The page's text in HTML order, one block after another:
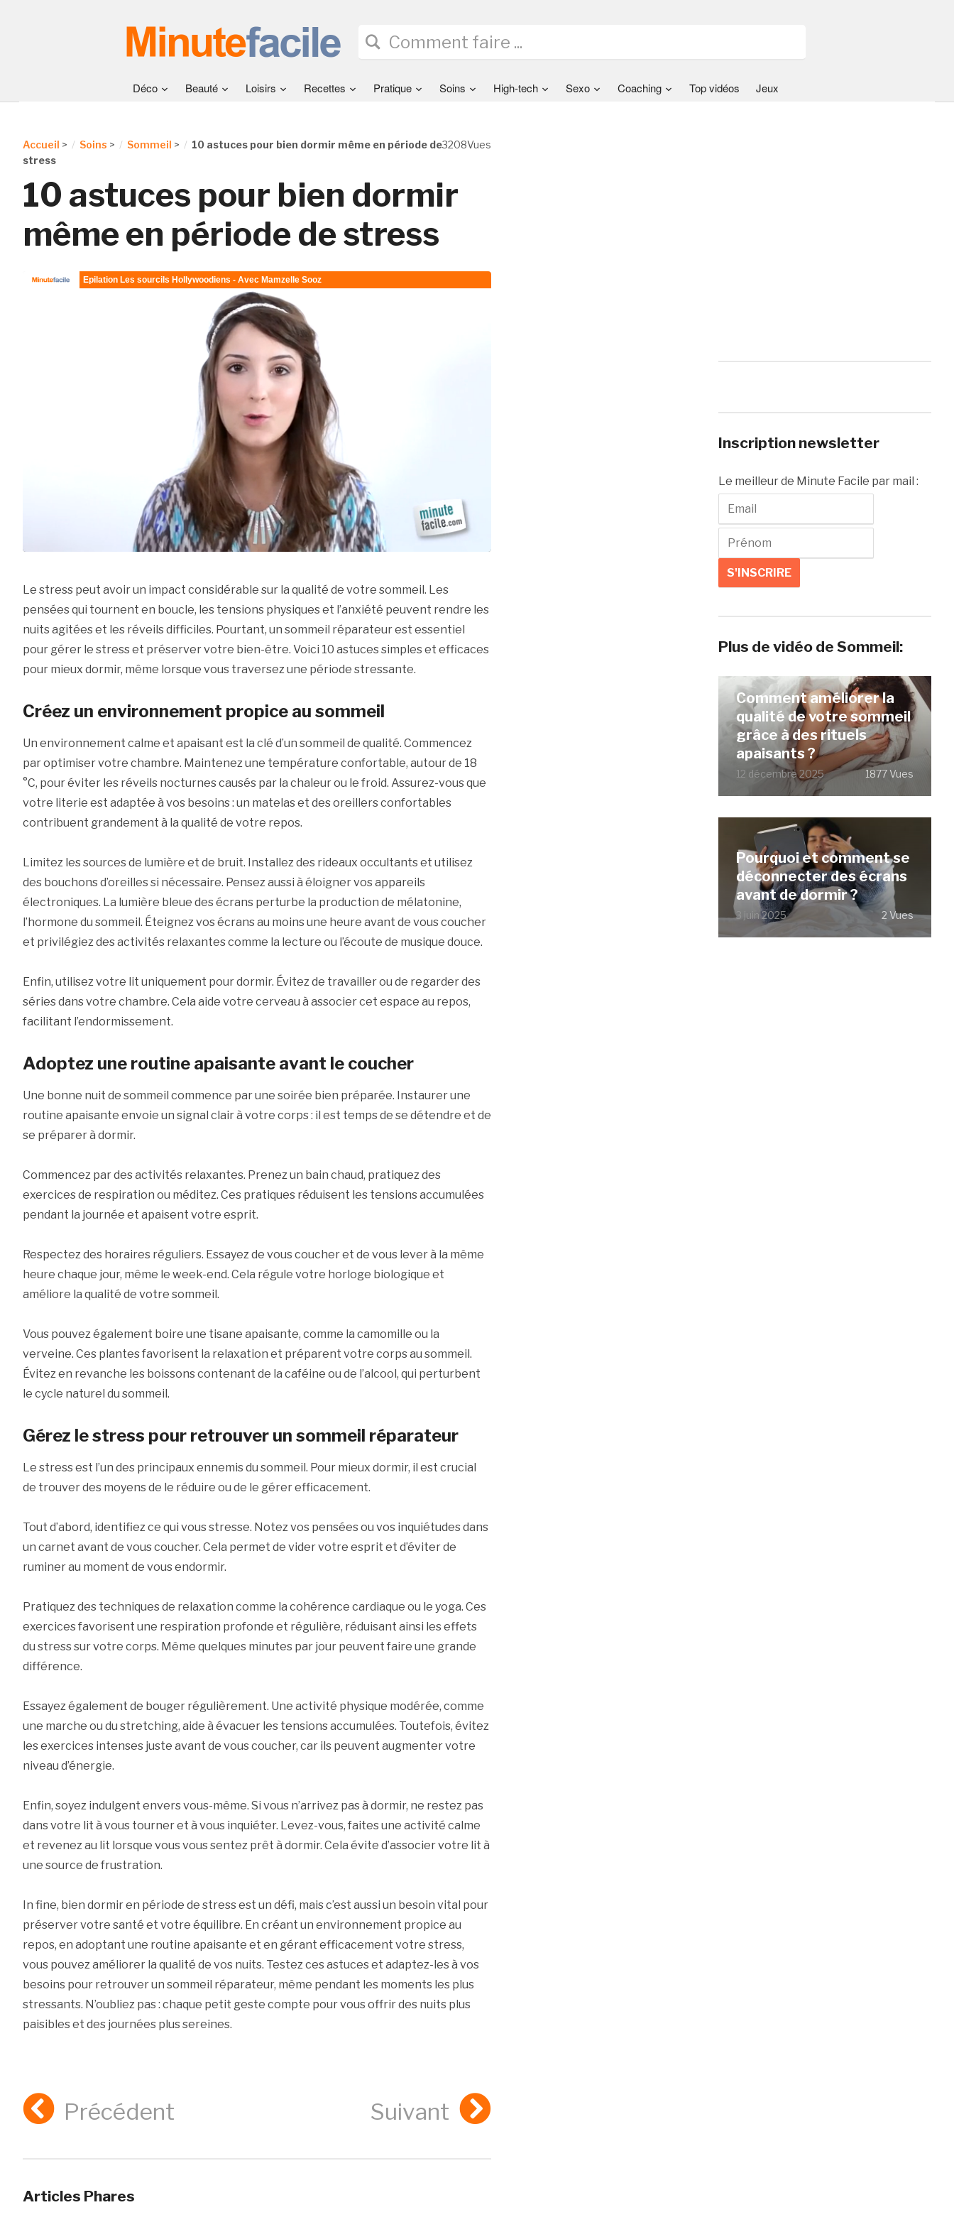
Déco Beauté Loisirs Recettes Pratique Soins High-tech Sexo Coaching Top vidéos Jeux
3208Vues
Accueil > Soins > Sommeil >
10 astuces pour bien dormir même en période de
stress
10 astuces pour bien dormir
même en période de stress
Le stress peut avoir un impact considérable sur la qualité de votre sommeil. Les
pensées qui tournent en boucle, les tensions physiques et l’anxiété peuvent rendre les
nuits agitées et les réveils difficiles. Pourtant, un sommeil réparateur est essentiel
pour gérer le stress et préserver votre bien-être. Voici 10 astuces simples et efficaces
pour mieux dormir, même lorsque vous traversez une période stressante.
Créez un environnement propice au sommeil
Un environnement calme et apaisant est la clé d’un sommeil de qualité. Commencez
par optimiser votre chambre. Maintenez une température confortable, autour de 18
°C, pour éviter les réveils nocturnes causés par la chaleur ou le froid. Assurez-vous que
votre literie est adaptée à vos besoins : un matelas et des oreillers confortables
contribuent grandement à la qualité de votre repos.
Limitez les sources de lumière et de bruit. Installez des rideaux occultants et utilisez
des bouchons d’oreilles si nécessaire. Pensez aussi à éloigner vos appareils
électroniques. La lumière bleue des écrans perturbe la production de mélatonine,
l’hormone du sommeil. Éteignez vos écrans au moins une heure avant de vous coucher
et privilégiez des activités relaxantes comme la lecture ou l’écoute de musique douce.
Enfin, utilisez votre lit uniquement pour dormir. Évitez de travailler ou de regarder des
séries dans votre chambre. Cela aide votre cerveau à associer cet espace au repos,
facilitant l’endormissement.
Adoptez une routine apaisante avant le coucher
Une bonne nuit de sommeil commence par une soirée bien préparée. Instaurer une
routine apaisante envoie un signal clair à votre corps : il est temps de se détendre et de
se préparer à dormir.
Commencez par des activités relaxantes. Prenez un bain chaud, pratiquez des
exercices de respiration ou méditez. Ces pratiques réduisent les tensions accumulées
pendant la journée et apaisent votre esprit.
Respectez des horaires réguliers. Essayez de vous coucher et de vous lever à la même
heure chaque jour, même le week-end. Cela régule votre horloge biologique et
améliore la qualité de votre sommeil.
Vous pouvez également boire une tisane apaisante, comme la camomille ou la
verveine. Ces plantes favorisent la relaxation et préparent votre corps au sommeil.
Évitez en revanche les boissons contenant de la caféine ou de l’alcool, qui perturbent
le cycle naturel du sommeil.
Gérez le stress pour retrouver un sommeil réparateur
Le stress est l’un des principaux ennemis du sommeil. Pour mieux dormir, il est crucial
de trouver des moyens de le réduire ou de le gérer efficacement.
Tout d’abord, identifiez ce qui vous stresse. Notez vos pensées ou vos inquiétudes dans
un carnet avant de vous coucher. Cela permet de vider votre esprit et d’éviter de
ruminer au moment de vous endormir.
Pratiquez des techniques de relaxation comme la cohérence cardiaque ou le yoga. Ces
exercices favorisent une respiration profonde et régulière, réduisant ainsi les effets
du stress sur votre corps. Même quelques minutes par jour peuvent faire une grande
différence.
Essayez également de bouger régulièrement. Une activité physique modérée, comme
une marche ou du stretching, aide à évacuer les tensions accumulées. Toutefois, évitez
les exercices intenses juste avant de vous coucher, car ils peuvent augmenter votre
niveau d’énergie.
Enfin, soyez indulgent envers vous-même. Si vous n’arrivez pas à dormir, ne restez pas
dans votre lit à vous tourner et à vous inquiéter. Levez-vous, faites une activité calme
et revenez au lit lorsque vous vous sentez prêt à dormir. Cela évite d’associer votre lit à
une source de frustration.
In fine, bien dormir en période de stress est un défi, mais c’est aussi un besoin vital pour
préserver votre santé et votre équilibre. En créant un environnement propice au
repos, en adoptant une routine apaisante et en gérant efficacement votre stress,
vous pouvez améliorer la qualité de vos nuits. Testez ces astuces et adaptez-les à vos
besoins pour retrouver un sommeil réparateur, même pendant les moments les plus
stressants. N’oubliez pas : chaque petit geste compte pour vous offrir des nuits plus
paisibles et des journées plus sereines.
Précédent Suivant
Articles Phares
Inscription newsletter
Le meilleur de Minute Facile par mail :
Plus de vidéo de Sommeil:
Comment améliorer la
qualité de votre sommeil
grâce à des rituels
apaisants ?
12 décembre 2025 1877 Vues
Pourquoi et comment se
déconnecter des écrans
avant de dormir ?
3 juin 2025 2 Vues